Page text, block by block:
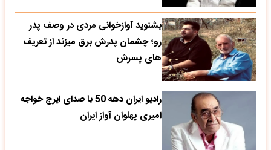
بشنوید آوازخوانی مردی در وصف پدر
رو؛ چشمان پدرش برق میزند از تعریف
های پسرش
رادیو ایران دهه 50 با صدای ایرج خواجه
امیری پهلوان آواز ایران